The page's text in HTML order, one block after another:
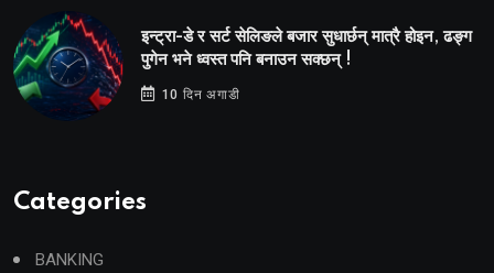
इन्ट्रा-डे र सर्ट सेलिङले बजार सुधार्छन् मात्रै होइन, ढङ्ग
पुगेन भने ध्वस्त पनि बनाउन सक्छन् !
10 दिन अगाडी
Categories
BANKING